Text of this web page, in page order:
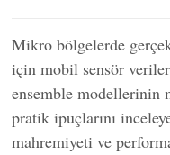
Mikro bölgelerde
için mobil sensör
ensemble modellerinin
pratik ipuçlarını
mahremiyeti ve